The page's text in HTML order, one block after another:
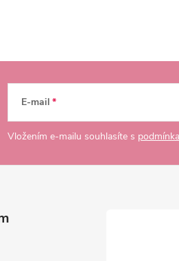
E-mail
Vložením e-mailu souhlasíte s